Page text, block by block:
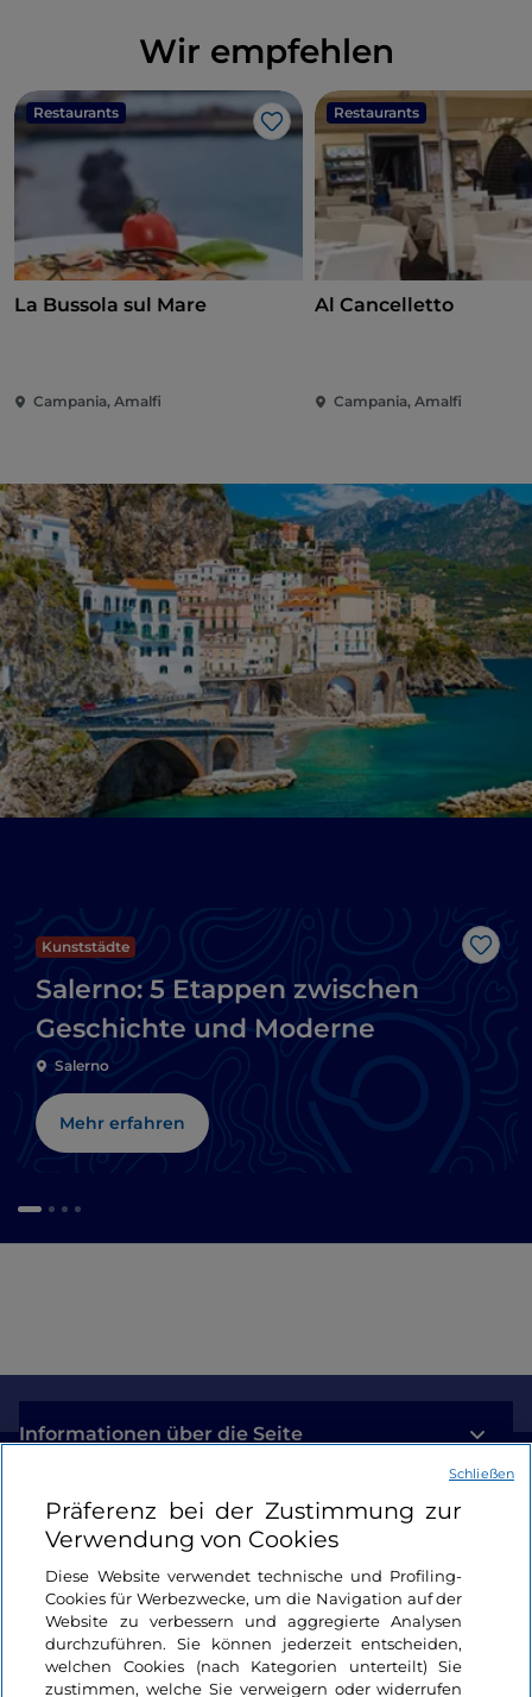
Wir empfehlen
Restaurants
Like
La Bussola sul Mare
Campania, Amalfi
Restaurants
Al Cancelletto
Campania, Amalfi
Like
Kunststädte
Salerno: 5 Etappen zwischen
Geschichte und Moderne
Salerno
Mehr erfahren
Informationen über die Seite
Nützliche Links
Login
Bleiben wir in Kontakt
Präferenz bei der Zustimmung zur
Verwendung von Cookies
Diese Website verwendet technische und Profiling-
Cookies für Werbezwecke, um die Navigation auf der
Website zu verbessern und aggregierte Analysen
durchzuführen. Sie können jederzeit entscheiden,
welchen Cookies (nach Kategorien unterteilt) Sie
zustimmen, welche Sie verweigern oder widerrufen
Schließen